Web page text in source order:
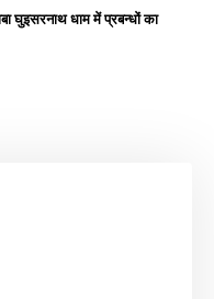
घुइसरनाथ धाम में प्रबन्धों का